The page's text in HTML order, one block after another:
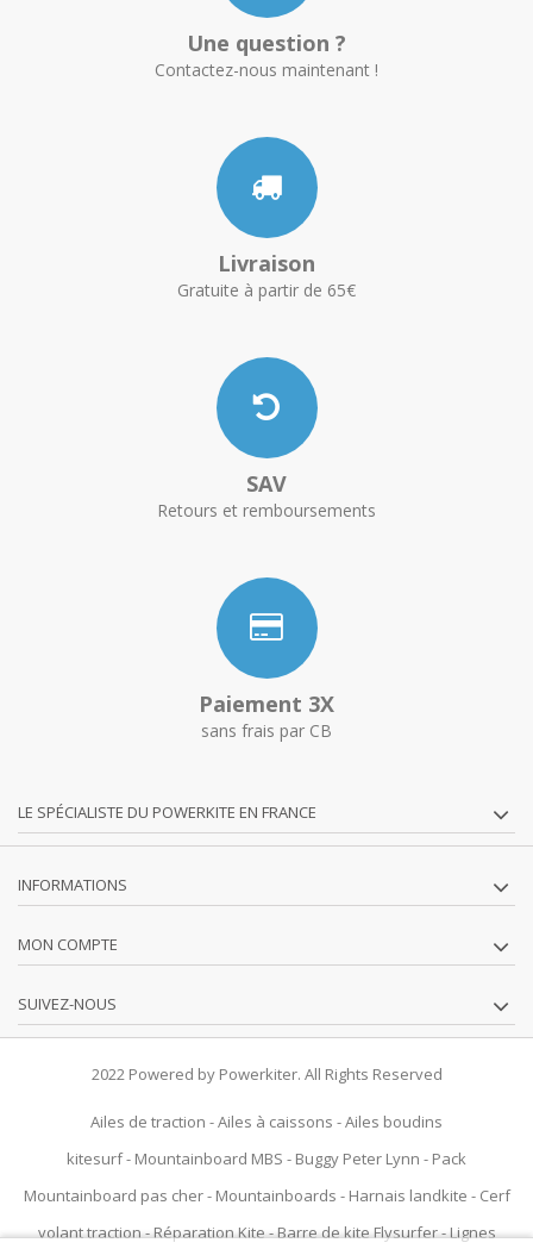
Une question ?
Contactez-nous maintenant !
Livraison
Gratuite à partir de 65€
SAV
Retours et remboursements
Paiement 3X
sans frais par CB
LE SPÉCIALISTE DU POWERKITE EN FRANCE
INFORMATIONS
MON COMPTE
SUIVEZ-NOUS
2022 Powered by Powerkiter. All Rights Reserved
Ailes de traction -Ailes à caissons -Ailes boudins
kitesurf- Mountainboard MBS - Buggy Peter Lynn - Pack
Mountainboard pas cher- Mountainboards - Harnais landkite - Cerf
volant traction-Réparation Kite-Barre de kite Flysurfer-Lignes